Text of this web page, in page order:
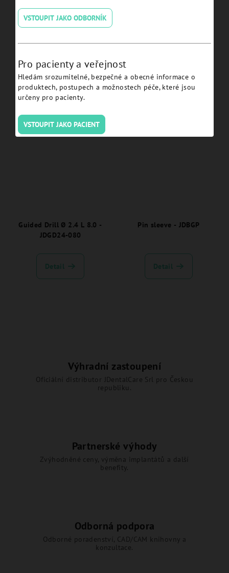
Guided drill Ø 4.2 L 8 -
JDGD42-080
JDGD24-060
Guided Drill Ø 2.4 L 8.0 -
JDGD24-080
Detail
Pin sleeve - JDBGP
Detail
Výhradní zastoupení
Oficiální distributor JDentalCare Srl pro Českou
republiku.
Partnerské výhody
Zvýhodněné ceny, výměna implantátů a další
benefity.
Odborná podpora
Odborné poradenství, CAD/CAM knihovny a
konzultace.
VSTOUPIT JAKO ODBORNÍK
Pro pacienty a veřejnost
Hledám srozumitelné, bezpečné a obecné informace o
produktech, postupech a možnostech péče, které jsou
určeny pro pacienty.
VSTOUPIT JAKO PACIENT